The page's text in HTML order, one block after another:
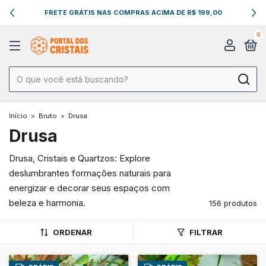
FRETE GRÁTIS NAS COMPRAS ACIMA DE R$ 199,00
0
Início > Bruto > Drusa
Drusa
Drusa, Cristais e Quartzos: Explore
deslumbrantes formações naturais para
energizar e decorar seus espaços com
beleza e harmonia.
156 produtos
ORDENAR FILTRAR